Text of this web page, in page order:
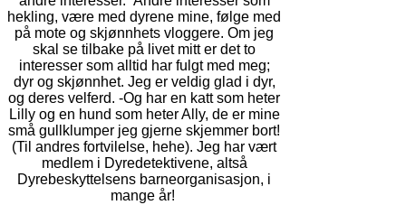
hekling, være med dyrene mine, følge med
på mote og skjønnhets vloggere. Om jeg
skal se tilbake på livet mitt er det to
interesser som alltid har fulgt med meg;
dyr og skjønnhet. Jeg er veldig glad i dyr,
og deres velferd. -Og har en katt som heter
Lilly og en hund som heter Ally, de er mine
små gullklumper jeg gjerne skjemmer bort!
(Til andres fortvilelse, hehe). Jeg har vært
medlem i Dyredetektivene, altså
Dyrebeskyttelsens barneorganisasjon, i
mange år!